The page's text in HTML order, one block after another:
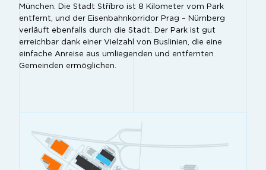
München. Die Stadt Stříbro ist 8 Kilometer vom Park
entfernt, und der Eisenbahnkorridor Prag – Nürnberg
verläuft ebenfalls durch die Stadt. Der Park ist gut
erreichbar dank einer Vielzahl von Buslinien, die eine
einfache Anreise aus umliegenden und entfernten
Gemeinden ermöglichen.